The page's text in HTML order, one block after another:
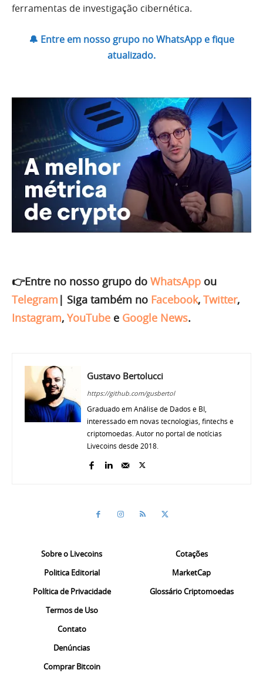
ferramentas de investigação cibernética.
🔔 Entre em nosso grupo no WhatsApp e fique
atualizado.
👉Entre no nosso grupo do WhatsApp ou
Telegram | Siga também no Facebook, Twitter,
Instagram, YouTube e Google News.
Gustavo Bertolucci
https://github.com/gusbertol
Graduado em Análise de Dados e BI,
interessado em novas tecnologias, fintechs e
criptomoedas. Autor no portal de notícias
Livecoins desde 2018.
Sobre o Livecoins
Politica Editorial
Política de Privacidade
Termos de Uso
Contato
Denúncias
Comprar Bitcoin
Cotações
MarketCap
Glossário Criptomoedas